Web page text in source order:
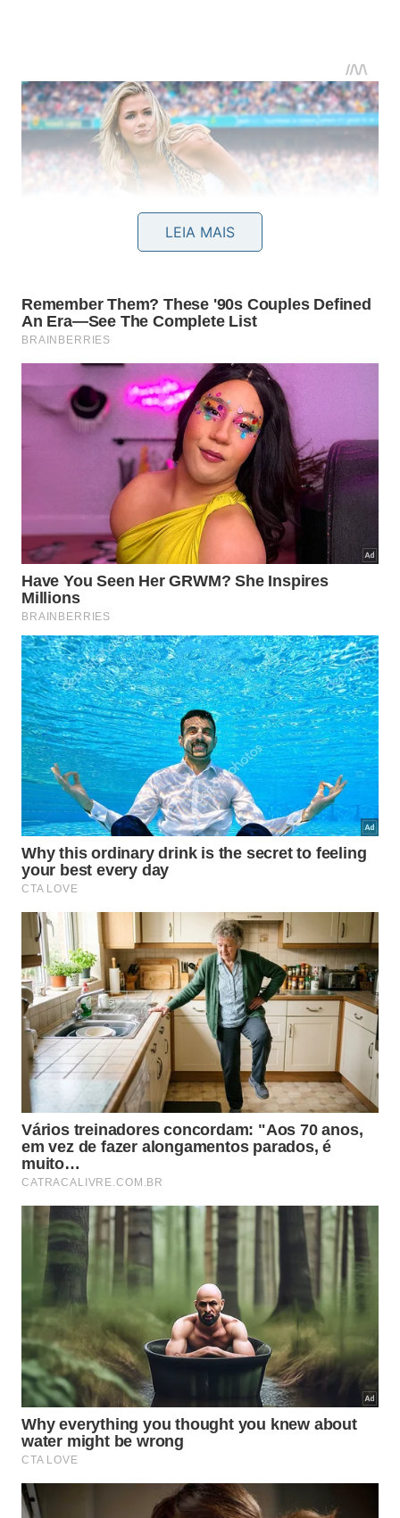
Outros erros de execução que aparecem com
frequência no dia a dia da academia incluem:
Arredondar a lombar durante a descida, o que
eleva a pressão na coluna vertebral
Deixar os joelhos colapsarem para dentro, em
vez de mantê-los alinhados com os pés
Inclinar o tronco excessivamente para a frente,
sobrecarregando a região lombar
Descer e subir rápido demais, sem controle na
fase excêntrica do movimento
Levar o quadril muito à frente ao subir, gerando
hiperextensão e tensão desnecessária
Veja a seguir o vídeo do canal Rodrigo Zago
Treinador com mais de 600 mil visualizações dando
dicas para aplicar o agachamento de forma correta:
Como manter a estabilidade e o
controle durante o agachamento?
A base de umaexecução
segura começa antes
mesmo de dobrar os joelhos. O posicionamento dos
pés na largura dos ombros, com as pontas
levemente abertas para fora, cria uma base estável
que distribui o peso do corpo de forma equilibrada.
O abdômen contraído
outro ponto fundamental: o core ativo funciona
como um cinto natural que protege a coluna e
garante a estabilidade do tronco ao longo de toda a
amplitude.
LEIA MAIS